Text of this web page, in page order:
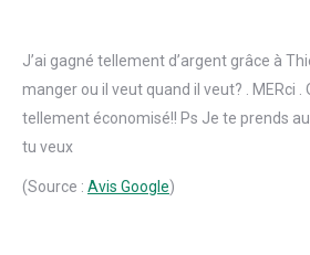
J’ai gagné tellement d’argent grâce à
manger ou il veut quand il veut? . MERci .
tellement économisé!! Ps Je te prends
tu veux
(Source : Avis Google)